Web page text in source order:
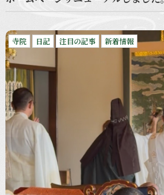
寺院 日記 注目の記事 新着情報